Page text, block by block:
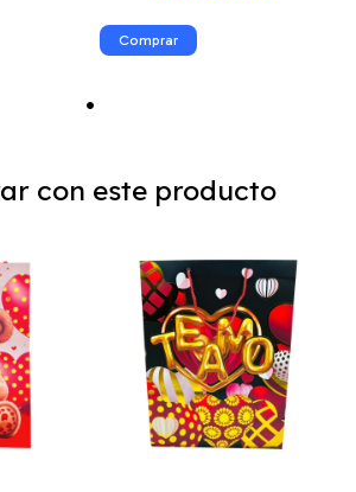
con este producto